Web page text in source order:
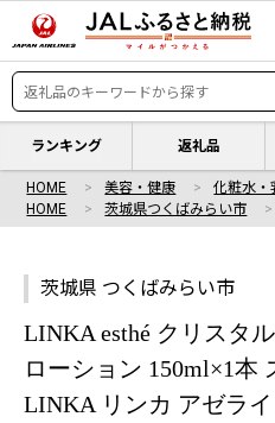
ランキング 返礼品
HOME 美容・健康 化粧水・
HOME
茨城県つくばみらい市
茨城県 つくばみらい市
LINKA esthé クリスタ
ローション 150ml×1本
LINKA リンカ アゼラ